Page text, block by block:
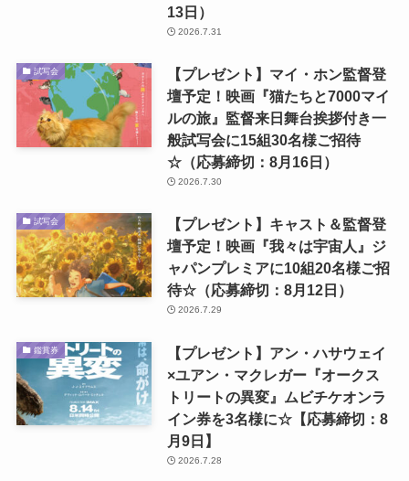
13日）
2026.7.31
試写会
【プレゼント】マイ・ホン監督登
壇予定！映画『猫たちと7000マイ
ルの旅』監督来日舞台挨拶付き一
般試写会に15組30名様ご招待
☆（応募締切：8月16日）
2026.7.30
試写会
【プレゼント】キャスト＆監督登
壇予定！映画『我々は宇宙人』ジ
ャパンプレミアに10組20名様ご招
待☆（応募締切：8月12日）
2026.7.29
鑑賞券
【プレゼント】アン・ハサウェイ
×ユアン・マクレガー『オークス
トリートの異変』ムビチケオンラ
イン券を3名様に☆【応募締切：8
月9日】
2026.7.28